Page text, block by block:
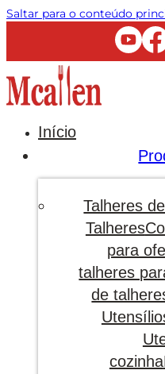
Saltar para o conteúdo
Início
Talheres
Talheres
para
talheres
de
cozinha